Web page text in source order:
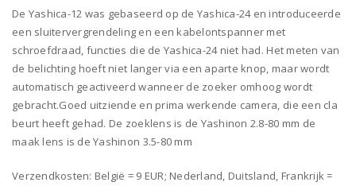
De Yashica-12 was gebaseerd op de Yashica-24 en introduceerde
een sluitervergrendeling en een kabelontspanner met
schroefdraad, functies die de Yashica-24 niet had. Het meten van
de belichting hoeft niet langer via een aparte knop, maar wordt
automatisch geactiveerd wanneer de zoeker omhoog wordt
gebracht.Goed uitziende en prima werkende camera, die een cla
beurt heeft gehad. De zoeklens is de Yashinon 2.8-80 mm de
maak lens is de Yashinon 3.5-80 mm
Verzendkosten: België = 9 EUR; Nederland, Duitsland, Frankrijk =